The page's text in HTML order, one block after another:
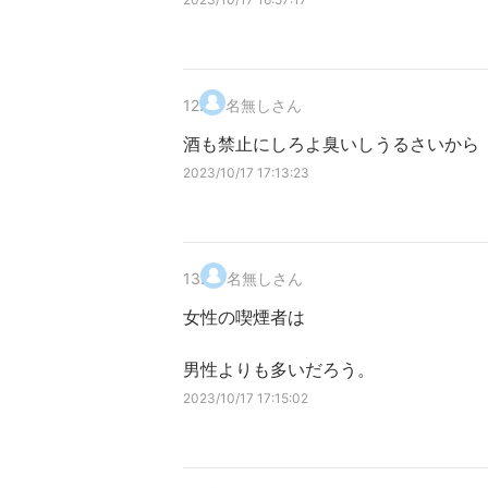
12. 名無しさん
酒も禁止にしろよ臭いしうるさいから
2023/10/17 17:13:23
13. 名無しさん
女性の喫煙者は
男性よりも多いだろう。
2023/10/17 17:15:02